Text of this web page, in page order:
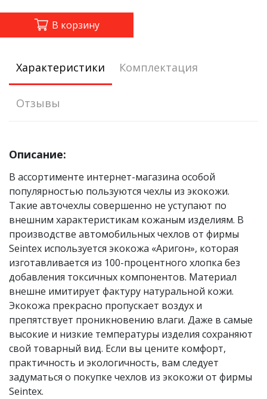
В корзину
Характеристики Комплектация
Отзывы
Описание:
В ассортименте интернет-магазина особой
популярностью пользуются чехлы из экокожи.
Такие авточехлы совершенно не уступают по
внешним характеристикам кожаным изделиям. В
производстве автомобильных чехлов от фирмы
Seintex используется экокожа «Аригон», которая
изготавливается из 100-процентного хлопка без
добавления токсичных компонентов. Материал
внешне имитирует фактуру натуральной кожи.
Экокожа прекрасно пропускает воздух и
препятствует проникновению влаги. Даже в самые
высокие и низкие температуры изделия сохраняют
свой товарный вид. Если вы цените комфорт,
практичность и экологичность, вам следует
задуматься о покупке чехлов из экокожи от фирмы
Seintex.